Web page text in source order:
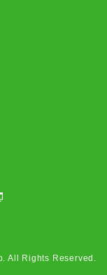
All Rights Reserved.